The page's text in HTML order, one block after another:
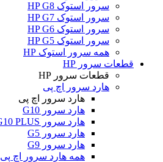
سرور استوک HP G8
سرور استوک HP G7
سرور استوک HP G6
سرور استوک HP G5
همه سرور استوک HP
قطعات سرور HP
قطعات سرور HP
هارد سرور اچ پی
هارد سرور اچ پی
هارد سرور G10
هارد سرور G10 PLUS
هارد سرور G5
هارد سرور G9
همه هارد سرور اچ پی